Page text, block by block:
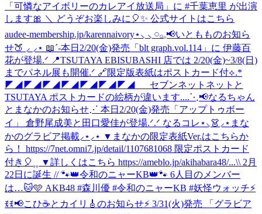
「可憐なアイボリーのカレアイ放送局」に #千葉恵里 が出演
します🎀 ＼ どうぞお楽しみに🎈✨ 公式サイトはこちら
audee-membership.jp/karennaivory⋆⸜ ⸜ 𓏸𓂂𓈒📢いともものお知ら
せ🍑 ⸝‍ ⸝‍⋆ 📖´-本日2/20(金)発売「blt graph.vol.114」に 伊藤百
花が登場.ᐟ 📍TSUTAYA EBISUBASHI 店では 2/20(金)~3/8(日)
までパネル展も開催.ᐟ 🔗限定版表紙はポストカード付⟡.*
◤◢◤◢◤◢◤◢◤◢◤◢◤◢ セブンネットネットと
TSUTAYA ポストカードの絵柄が違います....⋱📢なるちゃん
とまなかのお知らせ⋰ 本日2/20(金)発売「アップトゥボー
イ」 倉野尾成美と田口愛佳が登場.ᐟ.ᐟ なるコレ⋆⸜👗⸝‍⋆まな
かのグラビア掲載⸝⋆⸝⋆ ▼まなかの限定表紙Ver.はこちらか
ら！ https://7net.omni7.jp/detail/1107681068 限定ポストカード
付き🎈⸒⸒ ▼詳しくはこちら https://ameblo.jp/akihabara48/...\\ 2月
22日に誕生 // 🐾👑令和のニャーKB👑🐾 6人目のメンバー
は…🐱🩵 AKB48 #森川優 #令和のニャーKB #妖怪ウォッチ⚡
ꉂꉂ📢こひ☕️とカイリ🎸のお知らせ⚡ 3/31(火)発売 「グラビア